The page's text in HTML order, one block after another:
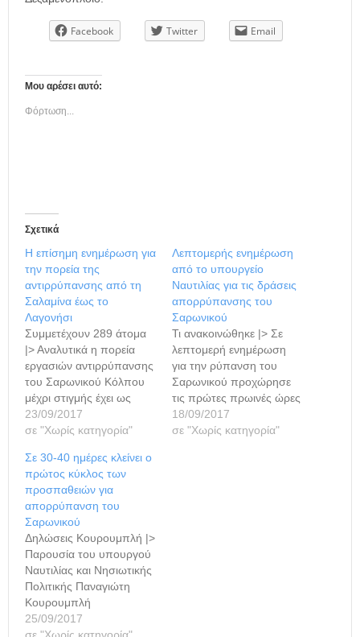
Facebook Twitter Email
Μου αρέσει αυτό:
Φόρτωση...
Σχετικά
Η επίσημη ενημέρωση για
την πορεία της
αντιρρύπανσης από τη
Σαλαμίνα έως το
Λαγονήσι
Συμμετέχουν 289 άτομα
|> Αναλυτικά η πορεία
εργασιών αντιρρύπανσης
του Σαρωνικού Κόλπου
μέχρι στιγμής έχει ως
εξής: Στη Σαλαμίνα δεν
υφίσταται επιφανειακή
ευρύτερη περιοχή όρμου
Σεληνίων – Λιμνιώνα –
Κυνόσουρας,
συνεχίζονται οι εργασίες
αντιρρύπανσης από
προσωπικό ιδιωτικών
εταιρειών, ενώ
παράλληλα
πραγματοποιήθηκε
έλεγχος στις ανατολικές
και νότιες ακτές…
23/09/2017
σε "Χωρίς κατηγορία"
Λεπτομερής ενημέρωση
από το υπουργείο
Ναυτιλίας για τις δράσεις
απορρύπανσης του
Σαρωνικού
Τι ανακοινώθηκε |> Σε
λεπτομερή ενημέρωση
για την ρύπανση του
Σαρωνικού προχώρησε
τις πρώτες πρωινές ώρες
το υπουργείο Ναυτιλίας
και με τη σχετική
18/09/2017
σε "Χωρίς κατηγορία"
Σε 30-40 ημέρες κλείνει ο
πρώτος κύκλος των
προσπαθειών για
απορρύπανση του
Σαρωνικού
Δηλώσεις Κουρουμπλή |>
Παρουσία του υπουργού
Ναυτιλίας και Νησιωτικής
Πολιτικής Παναγιώτη
Κουρουμπλή
πραγματοποιήθηκε η
25/09/2017